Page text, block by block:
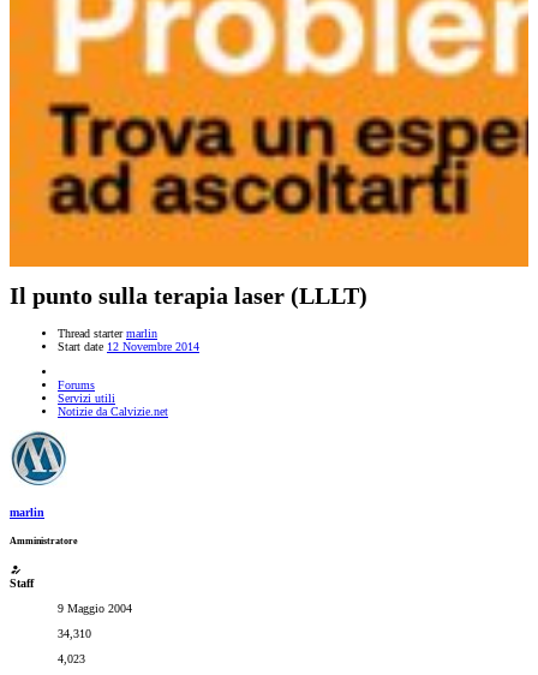
Il punto sulla terapia laser (LLLT)
Thread starter marlin
Start date 12 Novembre 2014
Forums
Servizi utili
Notizie da Calvizie.net
marlin
Amministratore
Staff
9 Maggio 2004
34,310
4,023